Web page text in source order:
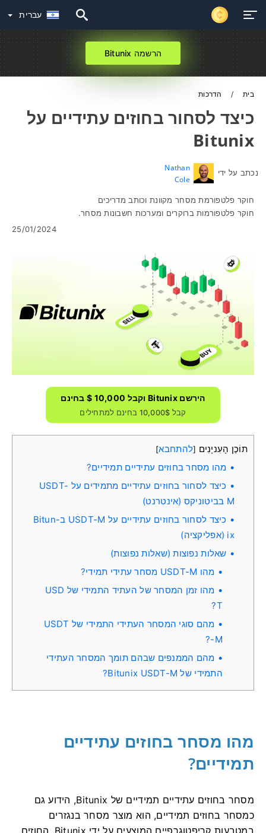
עברית
הרשמה Bitunix
בית הדרכות
כיצד לסחור בחוזים עתידיים על
Bitunix
נכתב על ידי
Nathan
Cole
חוקר פלטפורמת מסחר מקוונת וכותב מדריכים
חוקר פלטפורמות ברוקרים ומערכות חשבונות מסחר.
25/01/2024
הירשם Bitunix וקבל 10,000 $ בחינם
קבל 10,000$ בחינם למתחילים
תוֹכֶן הָעִניָנִים [להתחבא]
מהו מסחר בחוזים עתידיים תמידיים?
כיצד לסחור בחוזים עתידיים מתמידים על USDT-
M בביטוניקס (אינטרנט)
כיצד לסחור בחוזים עתידיים על USDT-M ב-Bitun
ix (אפליקציה)
שאלות נפוצות (שאלות נפוצות)
מהו USDT-M מסחר עתידי תמידי?
מהו זמן המסחר של העתיד התמידי של USD
T?
מהם סוגי המסחר העתידי התמידי של USDT
-M?
מהם הממנפים שבהם תומך המסחר העתידי
התמידי של Bitunix USDT-M?
מהו מסחר בחוזים עתידיים
תמידיים?
מסחר בחוזים עתידיים תמידיים של Bitunix, הידוע גם
כמסחר בחוזים תמידיים, הוא מוצר מסחר בנגזרים
במטבעות קריפטוגרפיים המוצעים על ידי Bitunix.
החוזים